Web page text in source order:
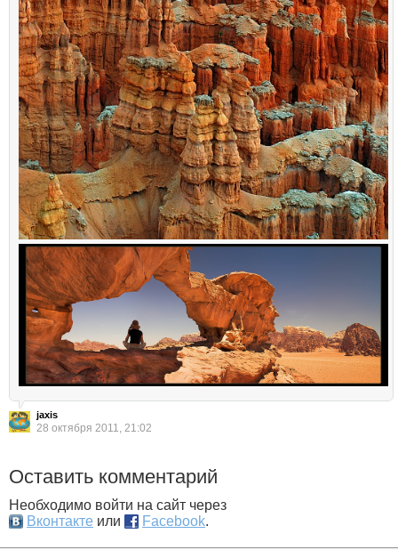
jaxis
28 октября 2011, 21:02
Оставить комментарий
Необходимо войти на сайт через
Вконтакте или Facebook.